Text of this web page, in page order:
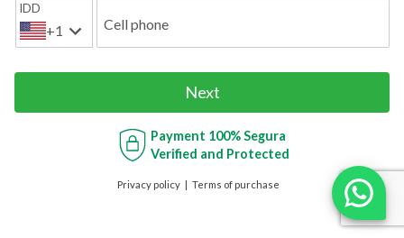
IDD
+1 Cell phone
Next
Payment 100% Segura
Verified and Protected
Privacy policy Terms of purchase